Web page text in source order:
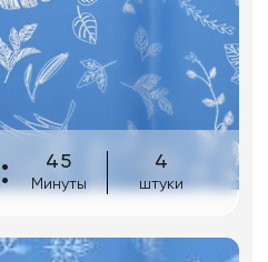
45
Минуты
4
штуки